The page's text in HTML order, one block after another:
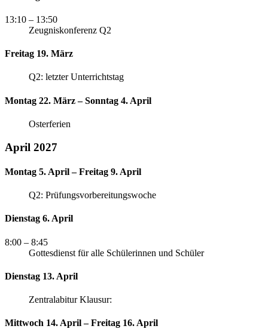
13:10 – 13:50
Zeugniskonferenz Q2
Freitag 19. März
Q2: letzter Unterrichtstag
Montag 22. März – Sonntag 4. April
Osterferien
April 2027
Montag 5. April – Freitag 9. April
Q2: Prüfungsvorbereitungswoche
Dienstag 6. April
8:00 – 8:45
Gottesdienst für alle Schülerinnen und Schüler
Dienstag 13. April
Zentralabitur Klausur:
Mittwoch 14. April – Freitag 16. April